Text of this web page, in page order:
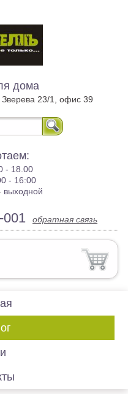
дома
Зверева 23/1, офис 39
- 18.00
- 16:00
выходной
001 обратная связь